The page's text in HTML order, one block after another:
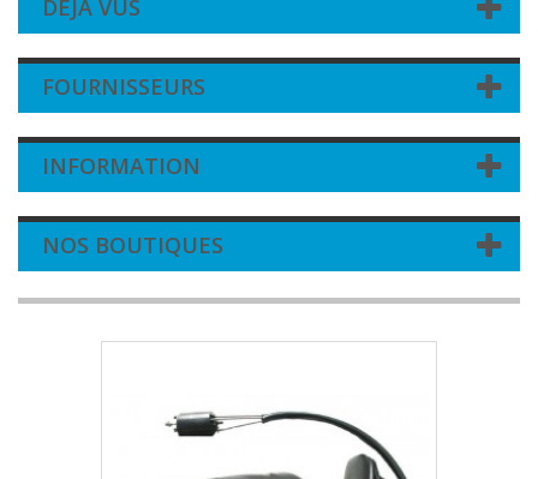
DÉJÀ VUS
FOURNISSEURS
INFORMATION
NOS BOUTIQUES